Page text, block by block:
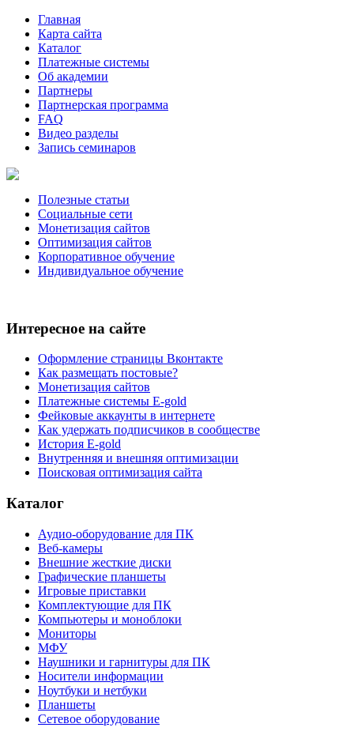
Главная
Карта сайта
Каталог
Платежные системы
Об академии
Партнеры
Партнерская программа
FAQ
Видео разделы
Запись семинаров
Полезные статьи
Социальные сети
Монетизация сайтов
Оптимизация сайтов
Корпоративное обучение
Индивидуальное обучение
Интересное на сайте
Оформление страницы Вконтакте
Как размещать постовые?
Монетизация сайтов
Платежные системы E-gold
Фейковые аккаунты в интернете
Как удержать подписчиков в сообществе
История E-gold
Внутренняя и внешняя оптимизации
Поисковая оптимизация сайта
Каталог
Аудио-оборудование для ПК
Веб-камеры
Внешние жесткие диски
Графические планшеты
Игровые приставки
Комплектующие для ПК
Компьютеры и моноблоки
Мониторы
МФУ
Наушники и гарнитуры для ПК
Носители информации
Ноутбуки и нетбуки
Планшеты
Сетевое оборудование